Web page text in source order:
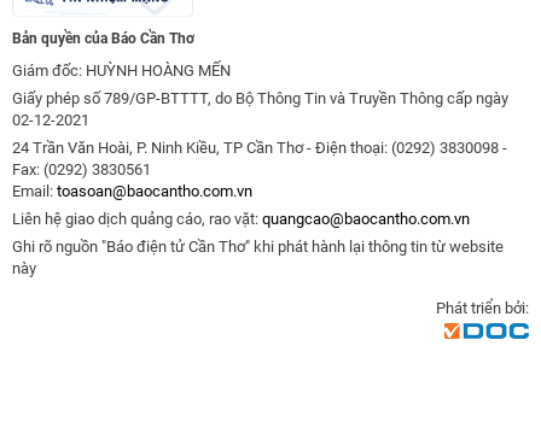
Bản quyền của Báo Cần Thơ
Giám đốc: HUỲNH HOÀNG MẾN
Giấy phép số 789/GP-BTTTT, do Bộ Thông Tin và Truyền Thông cấp ngày
02-12-2021
24 Trần Văn Hoài, P. Ninh Kiều, TP Cần Thơ - Điện thoại: (0292) 3830098 -
Fax: (0292) 3830561
Email: toasoan@baocantho.com.vn
Liên hệ giao dịch quảng cáo, rao vặt: quangcao@baocantho.com.vn
Ghi rõ nguồn "Báo điện tử Cần Thơ" khi phát hành lại thông tin từ website
này
Phát triển bởi: